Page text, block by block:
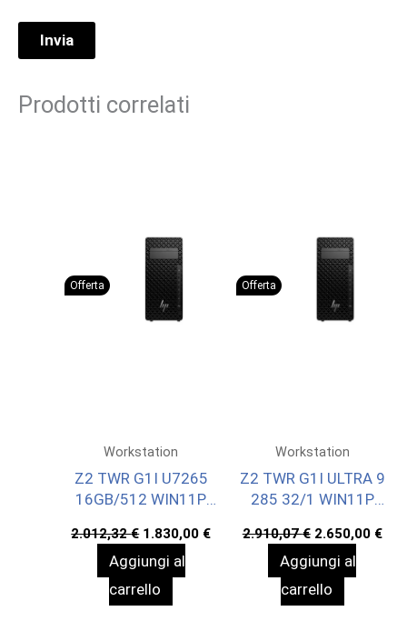
Prodotti correlati
Offerta
Workstation
Z2 TWR G1I U7265
16GB/512 WIN11P
2.012,32€ Il
prezzo
originale
2.012,32 €.
1.830,00 €Il
prezzo
1.830,00 €.
Aggiungi al
carrello
Offerta
Workstation
Z2 TWR G1I ULTRA 9
285 32/1 WIN11P
2.910,07€ Il
prezzo
originale
2.910,07 €.
2.650,00 €Il
Aggiungi al
carrello